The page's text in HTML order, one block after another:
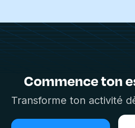
Commence ton
Transforme ton activité